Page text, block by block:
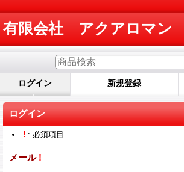
有限会社 アクアロマン
ログイン 新規登録
ログイン
! : 必須項目
メール !